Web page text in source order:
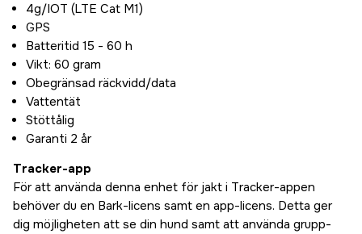
4g/IOT (LTE Cat M1)
GPS
Batteritid 15 - 60 h
Vikt: 60 gram
Obegränsad räckvidd/data
Vattentät
Stöttålig
Garanti 2 år
Tracker-app
För att använda denna enhet för jakt i Tracker-appen
behöver du en Bark-licens samt en app-licens. Detta ger
dig möjligheten att se din hund samt att använda grupp-